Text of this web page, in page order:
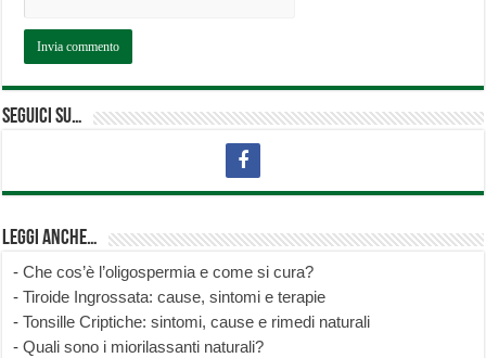
Seguici su…
Leggi anche…
-Che cos’è l’oligospermia e come si cura?
-Tiroide Ingrossata: cause, sintomi e terapie
-Tonsille Criptiche: sintomi, cause e rimedi naturali
-Quali sono i miorilassanti naturali?